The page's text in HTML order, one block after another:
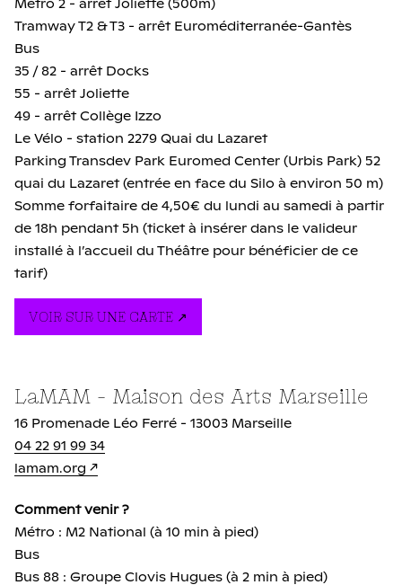
Métro 2 - arrêt Joliette (500m)
Tramway T2 & T3 - arrêt Euroméditerranée-Gantès
Bus
35 / 82 - arrêt Docks
55 - arrêt Joliette
49 - arrêt Collège Izzo
Le Vélo - station 2279 Quai du Lazaret
Parking Transdev Park Euromed Center (Urbis Park) 52
quai du Lazaret (entrée en face du Silo à environ 50 m)
Somme forfaitaire de 4,50€ du lundi au samedi à partir
de 18h pendant 5h (ticket à insérer dans le valideur
installé à l’accueil du Théâtre pour bénéficier de ce
tarif)
VOIR SUR UNE CARTE
LaMAM - Maison des Arts Marseille
16 Promenade Léo Ferré - 13003 Marseille
04 22 91 99 34
lamam.org
Comment venir ?
Métro : M2 National (à 10 min à pied)
Bus
Bus 88 : Groupe Clovis Hugues (à 2 min à pied)